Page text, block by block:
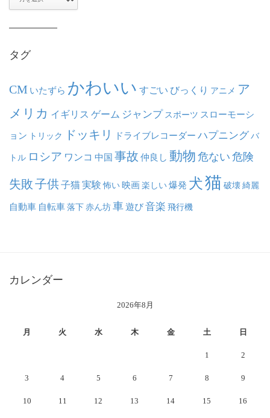
タグ
CM いたずら かわいい すごい びっくり アニメ ア
メリカ イギリス ゲーム ジャンプ スポーツ スローモーシ
ョン トリック ドッキリ ドライブレコーダー ハプニング バ
トル ロシア ワンコ 中国 事故 仲良し 動物 危ない 危険
失敗子供子猫実験 怖い映画楽しい爆発 犬猫 破壊綺麗
自動車 自転車落下赤ん坊車遊び音楽 飛行機
カレンダー
2026年8月
月 火 水 木 金 土 日
1 2
3 4 5 6 7 8 9
10 11 12 13 14 15 16